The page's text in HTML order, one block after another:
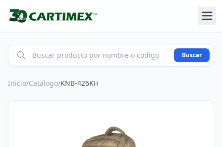
Buscar
Inicio/Catalogo/KNB-426KH